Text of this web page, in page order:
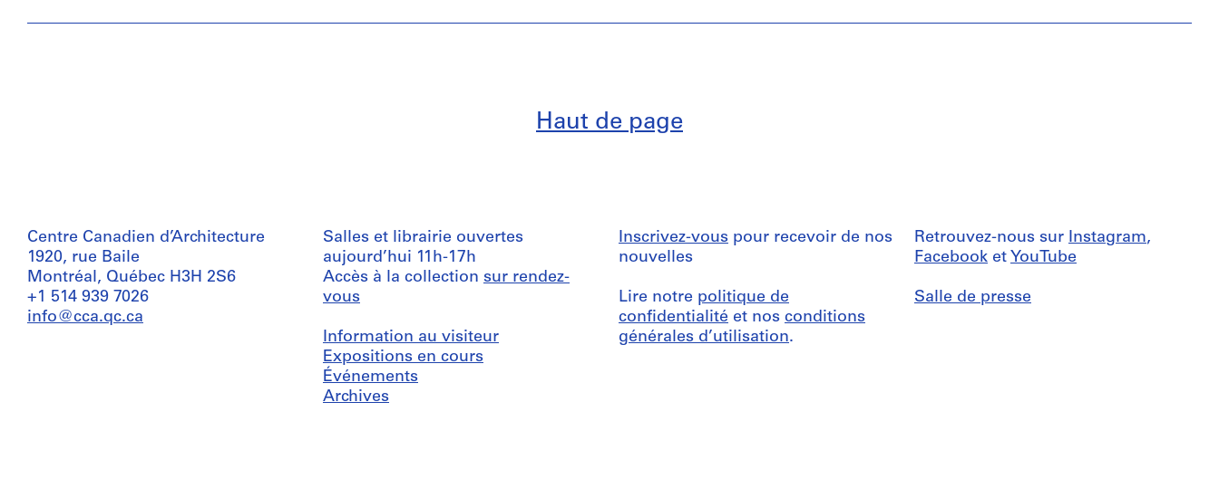
Haut de page
Centre Canadien d’Architecture
1920, rue Baile
Montréal, Québec H3H 2S6
+1 514 939 7026
info@cca.qc.ca
Salles et librairie ouvertes
aujourd’hui 11h-17h
Accès à la collection sur rendez-
vous
Information au visiteur
Expositions en cours
Événements
Archives
Inscrivez-vous pour recevoir de nos
nouvelles
Lire notre politique de
confidentialité et nos conditions
générales d’utilisation.
Retrouvez-nous sur Instagram,
Facebook et YouTube
Salle de presse